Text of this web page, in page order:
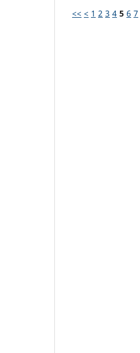
<< < 1 2 3 4 5 6 7